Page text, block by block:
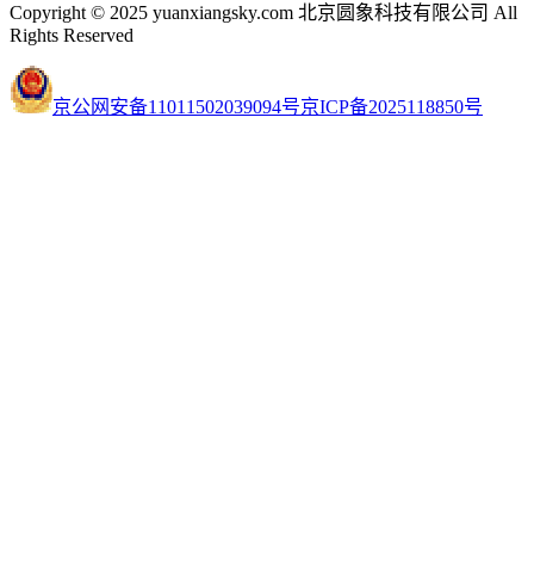
Copyright © 2025 yuanxiangsky.com 北京圆象科技有限公司 All
Rights Reserved
京公网安备11011502039094号京ICP备2025118850号